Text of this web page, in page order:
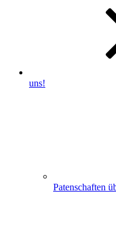
uns!
Patenschaften